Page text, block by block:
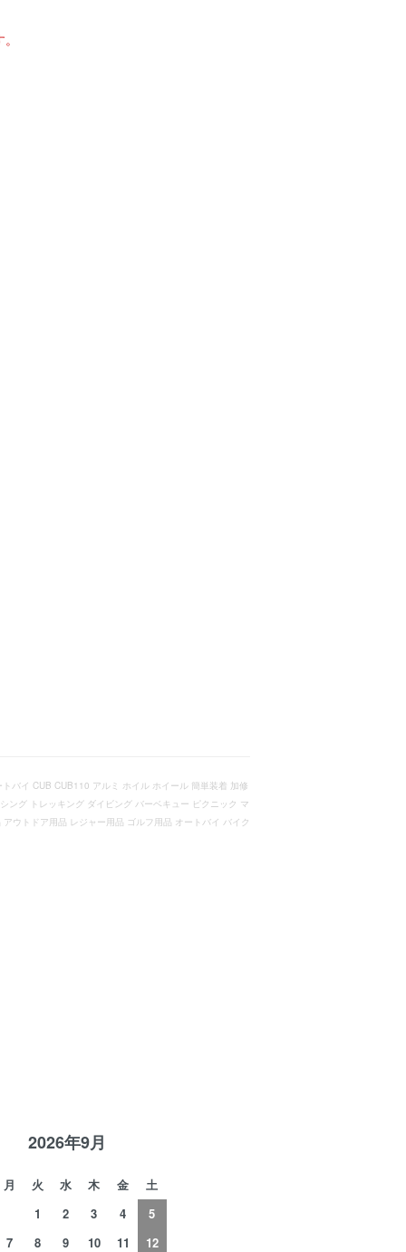
バイ CUB CUB110 アルミ ホイル ホイール 簡単装着 加修
ング トレッキング ダイビング バーベキュー ピクニック マ
ウトドア用品 レジャー用品 ゴルフ用品 オートバイ バイク
2026年9月
月 火 水 木 金
土
1
2 3 4
5
7 8 9 10 11
12